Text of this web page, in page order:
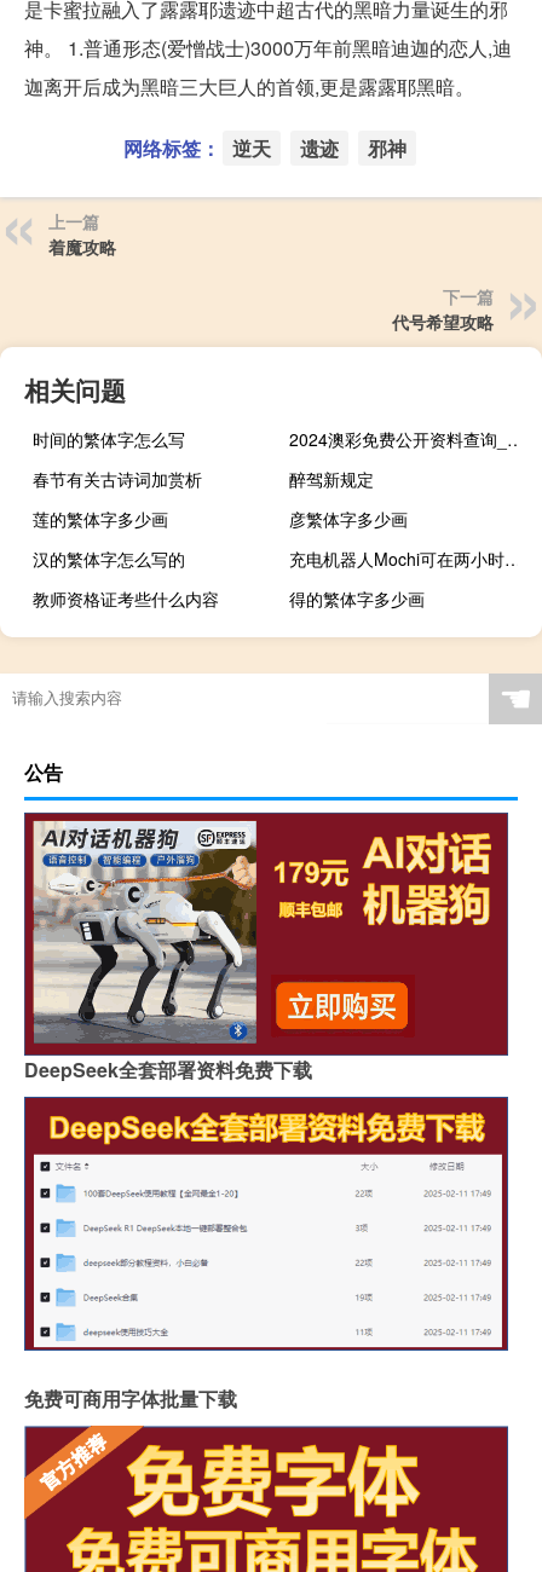
是卡蜜拉融入了露露耶遗迹中超古代的黑暗力量诞生的邪
神。 1.普通形态(爱憎战士)3000万年前黑暗迪迦的恋人,迪
迦离开后成为黑暗三大巨人的首领,更是露露耶黑暗。
网络标签： 逆天 遗迹 邪神
上一篇
着魔攻略
下一篇
代号希望攻略
相关问题
时间的繁体字怎么写
2024澳彩免费公开资料查询_智能AI深度解析_百度移动统计版.223.339
春节有关古诗词加赏析
醉驾新规定
莲的繁体字多少画
彦繁体字多少画
汉的繁体字怎么写的
充电机器人Mochi可在两小时内为您的电动汽车充满电
教师资格证考些什么内容
得的繁体字多少画
☚
公告
DeepSeek全套部署资料免费下载
免费可商用字体批量下载